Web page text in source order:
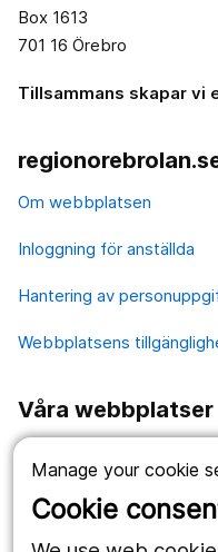
Manage your cookie
Cookie
Box 1613
701 16 Örebro
Tillsammans skapar
Om webbplatsen
Inloggning för anställda
Hantering av
Webbplatsens
Våra webbplatser
Länstrafiken
Region Örebro län